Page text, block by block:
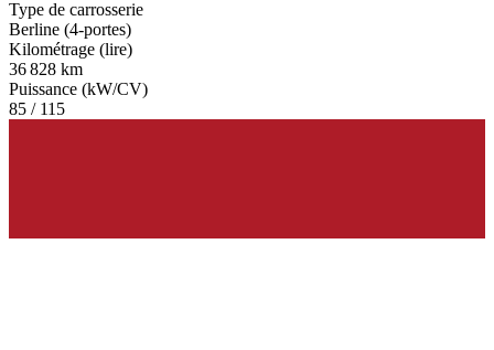
Type de carrosserie
Berline (4-portes)
Kilométrage (lire)
36 828 km
Puissance (kW/CV)
85 / 115